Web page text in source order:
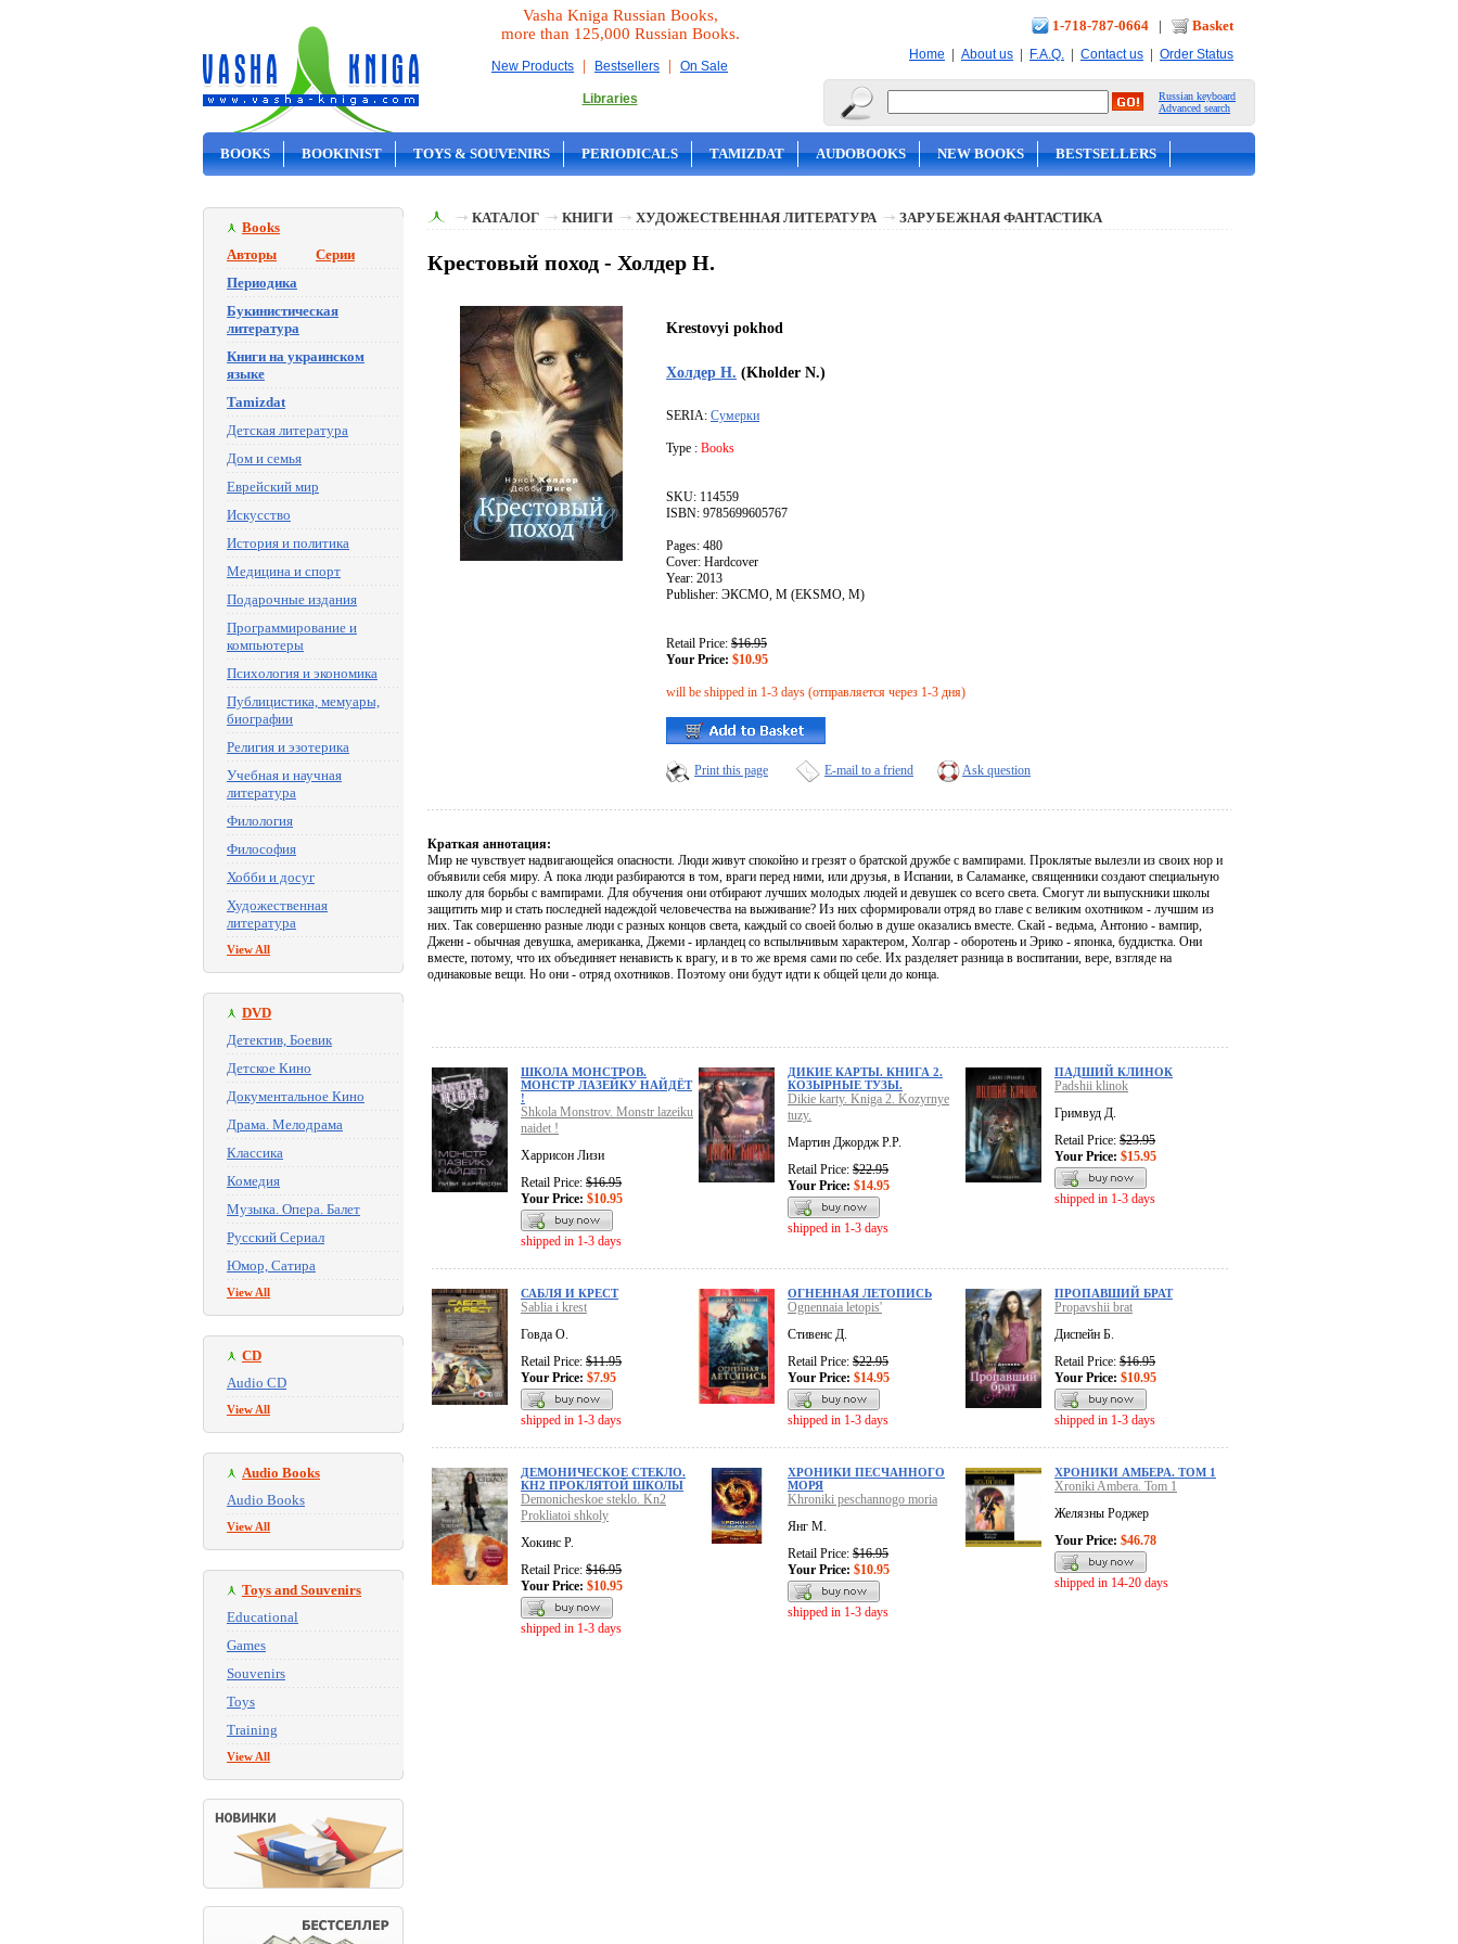
Vasha Kniga Russian Books,
more than 125,000 Russian Books.
New Products | Bestsellers | On Sale
Libraries
1-718-787-0664 | Basket
Home | About us | F.A.Q. | Contact us | Order Status
Russian keyboard
Advanced search
BOOKS BOOKINIST TOYS & SOUVENIRS PERIODICALS TAMIZDAT AUDOBOOKS NEW BOOKS BESTSELLERS
Books
Авторы
Серии
Периодика
Букинистическая
литература
Книги на украинском
языке
Tamizdat
Детская литература
Дом и семья
Еврейский мир
Искусство
История и политика
Медицина и спорт
Подарочные издания
Программирование и
компьютеры
Психология и экономика
Публицистика, мемуары,
биографии
Религия и эзотерика
Учебная и научная
литература
Филология
Философия
Хобби и досуг
Художественная
литература
View All
DVD
Детектив, Боевик
Детское Кино
Документальное Кино
Драма. Мелодрама
Классика
Комедия
Музыка. Опера. Балет
Русский Сериал
Юмор, Сатира
View All
CD
Audio CD
View All
Audio Books
Audio Books
View All
Toys and Souvenirs
Educational
Games
Souvenirs
Toys
Training
View All
КАТАЛОГ КНИГИ ХУДОЖЕСТВЕННАЯ ЛИТЕРАТУРА ЗАРУБЕЖНАЯ ФАНТАСТИКА
Крестовый поход - Холдер Н.
Krestovyi pokhod
Холдер Н. (Kholder N.)
SERIA: Сумерки
Type : Books
SKU: 114559
ISBN: 9785699605767
Pages: 480
Cover: Hardcover
Year: 2013
Publisher: ЭКСМО, М (EKSMO, M)
Retail Price: $16.95
Your Price: $10.95
will be shipped in 1-3 days (отправляется через 1-3 дня)
Print this page E-mail to a friend Ask question
Краткая аннотация:
Мир не чувствует надвигающейся опасности. Люди живут спокойно и грезят о братской дружбе с вампирами. Проклятые вылезли из своих нор и
объявили себя миру. А пока люди разбираются в том, враги перед ними, или друзья, в Испании, в Саламанке, священники создают специальную
школу для борьбы с вампирами. Для обучения они отбирают лучших молодых людей и девушек со всего света. Смогут ли выпускники школы
защитить мир и стать последней надеждой человечества на выживание? Из них сформировали отряд во главе с великим охотником - лучшим из
них. Так совершенно разные люди с разных концов света, каждый со своей болью в душе оказались вместе. Скай - ведьма, Антонио - вампир,
Дженн - обычная девушка, американка, Джеми - ирландец со вспыльчивым характером, Холгар - оборотень и Эрико - японка, буддистка. Они
вместе, потому, что их объединяет ненависть к врагу, и в то же время сами по себе. Их разделяет разница в воспитании, вере, взгляде на
одинаковые вещи. Но они - отряд охотников. Поэтому они будут идти к общей цели до конца.
ШКОЛА МОНСТРОВ.
МОНСТР ЛАЗЕЙКУ НАЙДЁТ
!
Shkola Monstrov. Monstr lazeiku
naidet !
Харрисон Лизи
Retail Price: $16.95
Your Price: $10.95
shipped in 1-3 days
ДИКИЕ КАРТЫ. КНИГА 2.
КОЗЫРНЫЕ ТУЗЫ.
Dikie karty. Kniga 2. Kozyrnye
tuzy.
Мартин Джордж Р.Р.
Retail Price: $22.95
Your Price: $14.95
shipped in 1-3 days
ПАДШИЙ КЛИНОК
Padshii klinok
Гримвуд Д.
Retail Price: $23.95
Your Price: $15.95
shipped in 1-3 days
САБЛЯ И КРЕСТ
Sablia i krest
Говда О.
Retail Price: $11.95
Your Price: $7.95
shipped in 1-3 days
ОГНЕННАЯ ЛЕТОПИСЬ
Ognennaia letopis'
Стивенс Д.
Retail Price: $22.95
Your Price: $14.95
shipped in 1-3 days
ПРОПАВШИЙ БРАТ
Propavshii brat
Диспейн Б.
Retail Price: $16.95
Your Price: $10.95
shipped in 1-3 days
ДЕМОНИЧЕСКОЕ СТЕКЛО.
КН2 ПРОКЛЯТОЙ ШКОЛЫ
Demonicheskoe steklo. Kn2
Prokliatoi shkoly
Хокинс Р.
Retail Price: $16.95
Your Price: $10.95
shipped in 1-3 days
ХРОНИКИ ПЕСЧАННОГО
МОРЯ
Khroniki peschannogo moria
Янг М.
Retail Price: $16.95
Your Price: $10.95
shipped in 1-3 days
XРОНИКИ АМБЕРА. ТОМ 1
Xroniki Ambera. Tom 1
Желязны Роджер
Your Price: $46.78
shipped in 14-20 days